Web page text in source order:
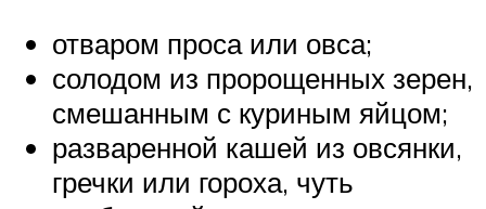
отваром проса или овса;
солодом из пророщенных зерен,
смешанным с куриным яйцом;
разваренной кашей из овсянки,
гречки или гороха, чуть